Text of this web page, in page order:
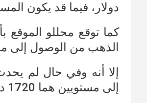
دولار، فيما قد يكون المستوى
كما توقع محللو الموقع
الذهب من الوصول إلى مستويات
إلى مستويين هما 1720 دولار و1700 دولار.